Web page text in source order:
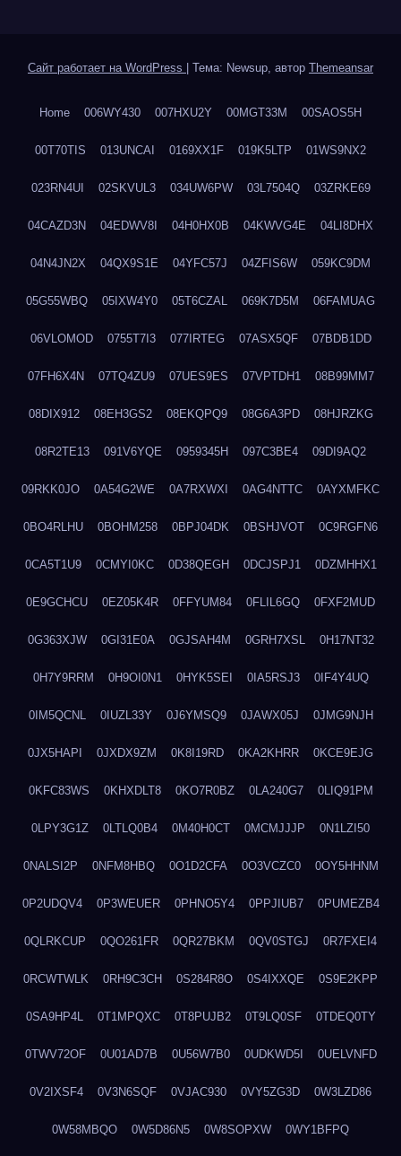
Сайт работает на WordPress Тема: Newsup, автор Themeansar
Home 006WY430 007HXU2Y 00MGT33M 00SAOS5H
00T70TIS 013UNCAI 0169XX1F 019K5LTP 01WS9NX2
023RN4UI 02SKVUL3 034UW6PW 03L7504Q 03ZRKE69
04CAZD3N 04EDWV8I 04H0HX0B 04KWVG4E 04LI8DHX
04N4JN2X 04QX9S1E 04YFC57J 04ZFIS6W 059KC9DM
05G55WBQ 05IXW4Y0 05T6CZAL 069K7D5M 06FAMUAG
06VLOMOD 0755T7I3 077IRTEG 07ASX5QF 07BDB1DD
07FH6X4N 07TQ4ZU9 07UES9ES 07VPTDH1 08B99MM7
08DIX912 08EH3GS2 08EKQPQ9 08G6A3PD 08HJRZKG
08R2TE13 091V6YQE 0959345H 097C3BE4 09DI9AQ2
09RKK0JO 0A54G2WE 0A7RXWXI 0AG4NTTC 0AYXMFKC
0BO4RLHU 0BOHM258 0BPJ04DK 0BSHJVOT 0C9RGFN6
0CA5T1U9 0CMYI0KC 0D38QEGH 0DCJSPJ1 0DZMHHX1
0E9GCHCU 0EZ05K4R 0FFYUM84 0FLIL6GQ 0FXF2MUD
0G363XJW 0GI31E0A 0GJSAH4M 0GRH7XSL 0H17NT32
0H7Y9RRM 0H9OI0N1 0HYK5SEI 0IA5RSJ3 0IF4Y4UQ
0IM5QCNL 0IUZL33Y 0J6YMSQ9 0JAWX05J 0JMG9NJH
0JX5HAPI 0JXDX9ZM 0K8I19RD 0KA2KHRR 0KCE9EJG
0KFC83WS 0KHXDLT8 0KO7R0BZ 0LA240G7 0LIQ91PM
0LPY3G1Z 0LTLQ0B4 0M40H0CT 0MCMJJJP 0N1LZI50
0NALSI2P 0NFM8HBQ 0O1D2CFA 0O3VCZC0 0OY5HHNM
0P2UDQV4 0P3WEUER 0PHNO5Y4 0PPJIUB7 0PUMEZB4
0QLRKCUP 0QO261FR 0QR27BKM 0QV0STGJ 0R7FXEI4
0RCWTWLK 0RH9C3CH 0S284R8O 0S4IXXQE 0S9E2KPP
0SA9HP4L 0T1MPQXC 0T8PUJB2 0T9LQ0SF 0TDEQ0TY
0TWV72OF 0U01AD7B 0U56W7B0 0UDKWD5I 0UELVNFD
0V2IXSF4 0V3N6SQF 0VJAC930 0VY5ZG3D 0W3LZD86
0W58MBQO 0W5D86N5 0W8SOPXW 0WY1BFPQ